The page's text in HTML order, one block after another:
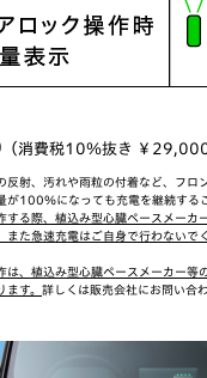
（消費税10％抜き ￥29,000
射、汚れや雨粒の付着など、フロ
100％になっても充電を継続する
する際、植込み型心臓ペースメーカ
また急速充電はご自身で行わないで
は、植込み型心臓ペースメーカー等
ます。 詳しくは販売会社にお問い合